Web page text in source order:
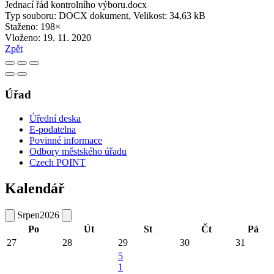
Jednací řád kontrolního výboru.docx
Typ souboru: DOCX dokument, Velikost: 34,63 kB
Staženo: 198×
Vloženo: 19. 11. 2020
Zpět
Úřad
Úřední deska
E-podatelna
Povinné informace
Odbory městského úřadu
Czech POINT
Kalendář
Srpen2026
Po
Út St Čt
Pá
27
28 29 30 31
5
1